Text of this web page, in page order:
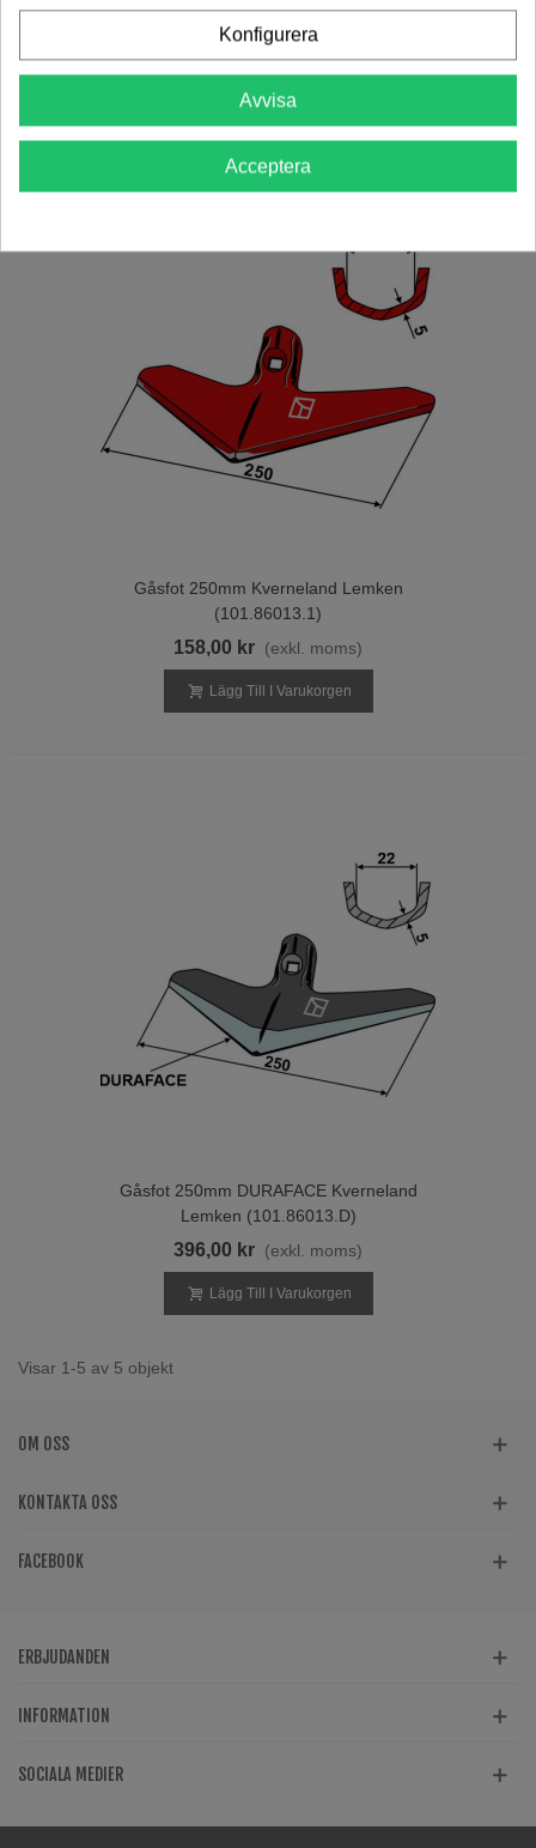
Gåsfot 250mm (101.86013)
133,00 kr (exkl. moms)
Lägg Till I Varukorgen
Gåsfot 250mm Kverneland Lemken
(101.86013.1)
158,00 kr (exkl. moms)
Lägg Till I Varukorgen
Gåsfot 250mm DURAFACE Kverneland
Lemken (101.86013.D)
396,00 kr (exkl. moms)
Lägg Till I Varukorgen
Visar 1-5 av 5 objekt
OM OSS
KONTAKTA OSS
FACEBOOK
ERBJUDANDEN
INFORMATION
SOCIALA MEDIER
Konfigurera
Avvisa
Acceptera